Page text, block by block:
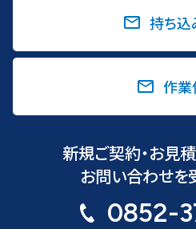
持ち
作
新規ご契約・お見
お問い合わせを
0852-